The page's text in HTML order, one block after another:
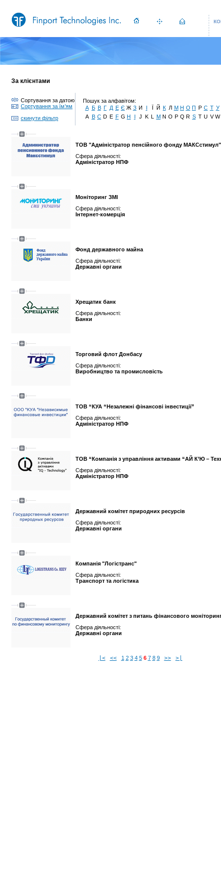
За клієнтами
Сортування за датою
Сортування за їм’ям
скинути фільтр
Пошук за алфавітом:
А Б В Г Д Е Є Ж З И І Ї Й К Л М Н О П Р С Т У
A B C D E F G H I J K L M N O P Q R S T U V W
ТОВ "Адміністратор пенсійного фонду МАКСстимул"
Сфера діяльності:
Адміністратор НПФ
Моніторинг ЗМІ
Сфера діяльності:
Інтернет-комерція
Фонд державного майна
Сфера діяльності:
Державні органи
Хрещатик банк
Сфера діяльності:
Банки
Торговий флот Донбасу
Сфера діяльності:
Виробництво та промисловість
ТОВ “КУА “Незалежні фінансові інвестиції”
Сфера діяльності:
Адміністратор НПФ
ТОВ “Компанія з управління активами “АЙ К’Ю –
Сфера діяльності:
Адміністратор НПФ
Державний комітет природних ресурсів
Сфера діяльності:
Державні органи
Компанія "Логістранс"
Сфера діяльності:
Транспорт та логістика
Державний комітет з питань фінансового
Сфера діяльності:
Державні органи
|< << 1 2 3 4 5 6 7 8 9 >> >|